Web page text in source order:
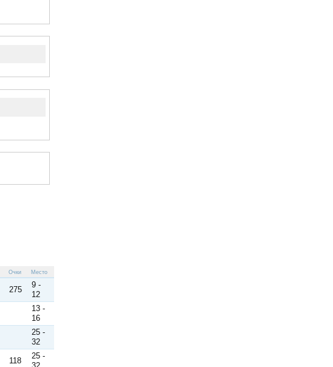
Очки Место
275
9 -
12
13 -
16
25 -
32
118
25 -